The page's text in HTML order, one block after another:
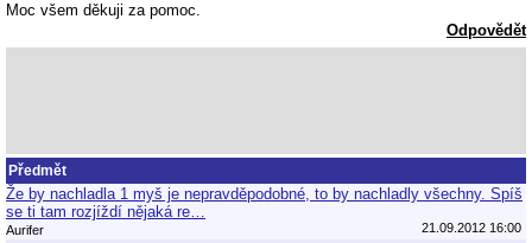
Moc všem děkuji za pomoc.
Odpovědět
Předmět
Že by nachladla 1 myš je nepravděpodobné, to by nachladly všechny. Spíš
se ti tam rozjíždí nějaká re…
Aurifer 21.09.2012 16:00